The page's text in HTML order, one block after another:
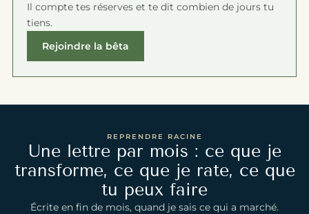
Il compte tes réserves et te dit combien de jours tu
tiens.
Rejoindre la bêta
REPRENDRE RACINE
Une lettre par mois : ce que je
transforme, ce que je rate, ce que
tu peux faire
Écrite en fin de mois, quand je sais ce qui a marché.